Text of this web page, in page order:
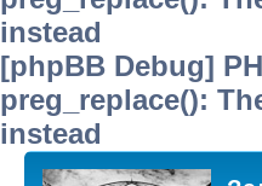
instead
[phpBB Debug]
preg_replace():
instead